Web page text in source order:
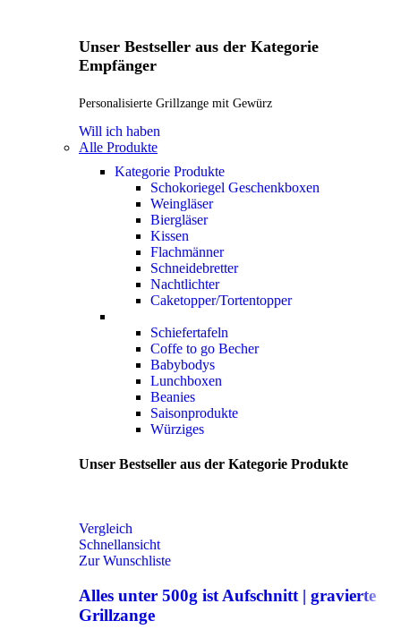
Unser Bestseller aus der Kategorie
Empfänger
Personalisierte Grillzange mit Gewürz
Will ich haben
Alle Produkte
Kategorie Produkte
Schokoriegel Geschenkboxen
Weingläser
Biergläser
Kissen
Flachmänner
Schneidebretter
Nachtlichter
Caketopper/Tortentopper
Schiefertafeln
Coffe to go Becher
Babybodys
Lunchboxen
Beanies
Saisonprodukte
Würziges
Unser Bestseller aus der Kategorie Produkte
Vergleich
Schnellansicht
Zur Wunschliste
Alles unter 500g ist Aufschnitt | gravierte
Grillzange